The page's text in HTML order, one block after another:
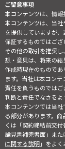
ご留意事項
本コンテンツは、情報
本コンテンツは、当
を提供していますが
保証するものではござ
その他の取引を推奨
想・意見は、将来の
作成時現在のもので
ます。当社は本コン
責任を負うものでは
判断と責任でなさるよ
本コンテンツでは当
る部分があります。
くは「契約締結前交
論見書補完書面」ま
に関する説明」をよく